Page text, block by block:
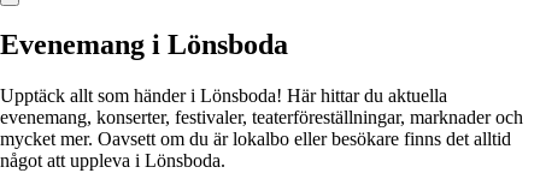
Evenemang i Lönsboda
Upptäck allt som händer i Lönsboda! Här hittar du aktuella
evenemang, konserter, festivaler, teaterföreställningar, marknader och
mycket mer. Oavsett om du är lokalbo eller besökare finns det alltid
något att uppleva i Lönsboda.